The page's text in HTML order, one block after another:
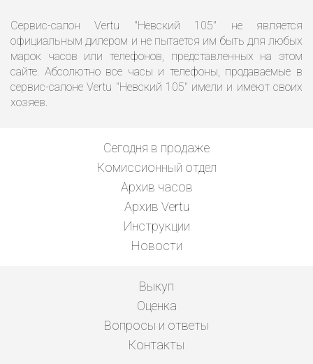
Сервис-салон Vertu "Невский 105" не является
официальным дилером и не пытается им быть для любых
марок часов или телефонов, представленных на этом
сайте. Абсолютно все часы и телефоны, продаваемые в
сервис-салоне Vertu "Невский 105" имели и имеют своих
хозяев.
Сегодня в продаже
Комиссионный отдел
Архив часов
Архив Vertu
Инструкции
Новости
Выкуп
Оценка
Вопросы и ответы
Контакты